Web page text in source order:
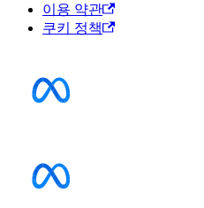
이용 약관
쿠키 정책